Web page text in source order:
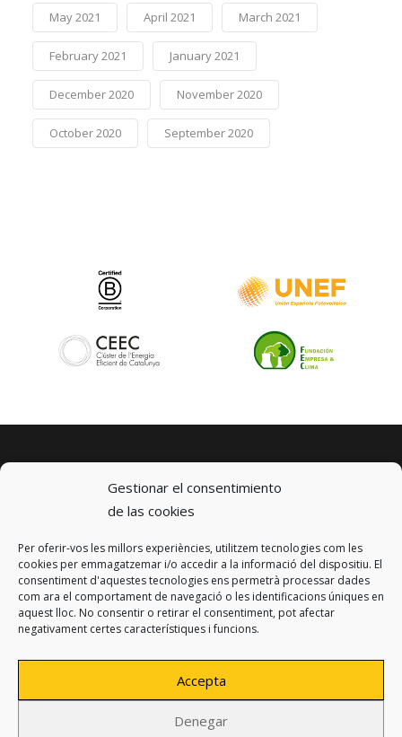
Gestionar el consentimiento
de las cookies
Per oferir-vos les millors experiències, utilitzem tecnologies com les
cookies per emmagatzemar i/o accedir a la informació del dispositiu. El
consentiment d'aquestes tecnologies ens permetrà processar dades
com ara el comportament de navegació o les identificacions úniques en
aquest lloc. No consentir o retirar el consentiment, pot afectar
negativament certes característiques i funcions.
Accepta
Denegar
May 2021 April 2021 March 2021
February 2021 January 2021
December 2020 November 2020
October 2020 September 2020
© 2023 km0 Energy
Carrer Baldrich 222-226
08223 Terrassa, Barcelona
info@km0.energy
Privacy policy